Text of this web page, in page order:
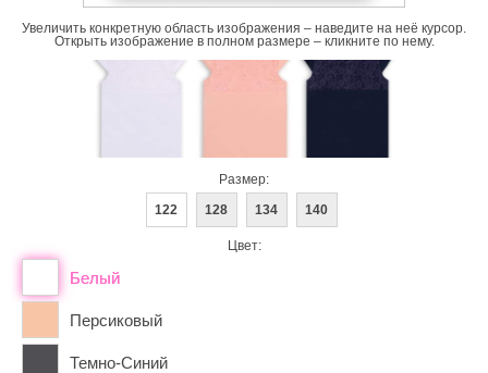
Увеличить конкретную область изображения – наведите на неё курсор.
Открыть изображение в полном размере – кликните по нему.
Размер:
122
128 134 140
Цвет:
Белый
Персиковый
Темно-Синий